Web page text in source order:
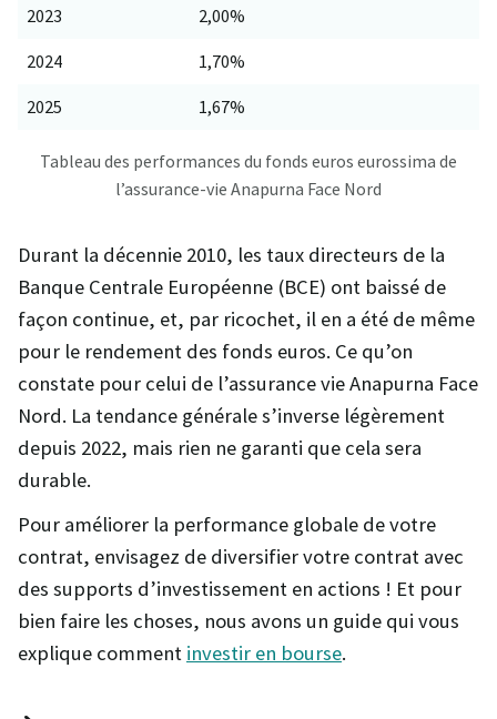
2023 2,00%
2024 1,70%
2025 1,67%
Tableau des performances du fonds euros eurossima de
l’assurance-vie Anapurna Face Nord
Durant la décennie 2010, les taux directeurs de la
Banque Centrale Européenne (BCE) ont baissé de
façon continue, et, par ricochet, il en a été de même
pour le rendement des fonds euros. Ce qu’on
constate pour celui de l’assurance vie Anapurna Face
Nord. La tendance générale s’inverse légèrement
depuis 2022, mais rien ne garanti que cela sera
durable.
Pour améliorer la performance globale de votre
contrat, envisagez de diversifier votre contrat avec
des supports d’investissement en actions ! Et pour
bien faire les choses, nous avons un guide qui vous
explique comment investir en bourse.